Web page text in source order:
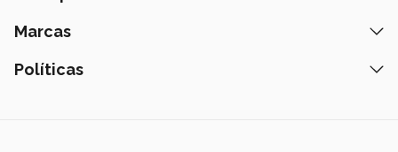
Lista de Desejos
Peça pelo Delivery
Assinatura Polipet
Coleiras
Ração
Marcas
Nexgard
Políticas